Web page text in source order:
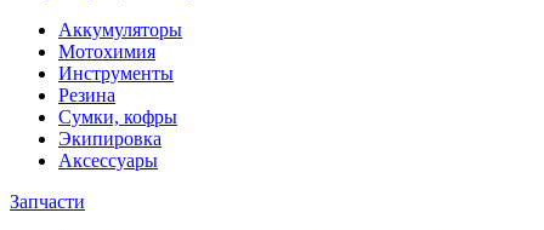
Аккумуляторы
Мотохимия
Инструменты
Резина
Сумки, кофры
Экипировка
Аксессуары
Запчасти